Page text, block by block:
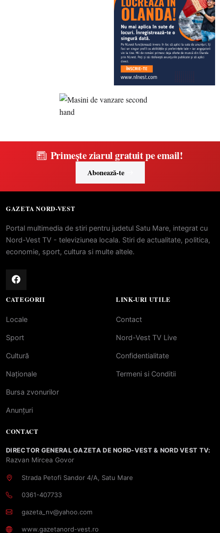
Primește ziarul gratuit pe email!
Abonează-te
GAZETA NORD-VEST
Portal multimedia de stiri pentru judetul Satu Mare, integrat cu
Nord-Vest TV - televiziunea locala. Stiri de actualitate, politica,
economie, sport, cultura si multe altele.
CATEGORII
Locale
Sport
Cultură
Naționale
Bursa zvonurilor
Anunțuri
LINK-URI UTILE
Contact
Nord-Vest TV Live
Confidentialitate
Termeni si Conditii
CONTACT
DIRECTOR GENERAL GAZETA DE NORD-VEST & NORD VEST TV:
Razvan Mircea Govor
Strada Petofi Sandor 4/A, Satu Mare
0361-407733
gazeta_nv@yahoo.com
www.gazetanord-vest.ro